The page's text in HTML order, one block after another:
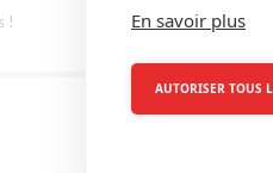
!
En savoir plus
AUTORISER TOUS